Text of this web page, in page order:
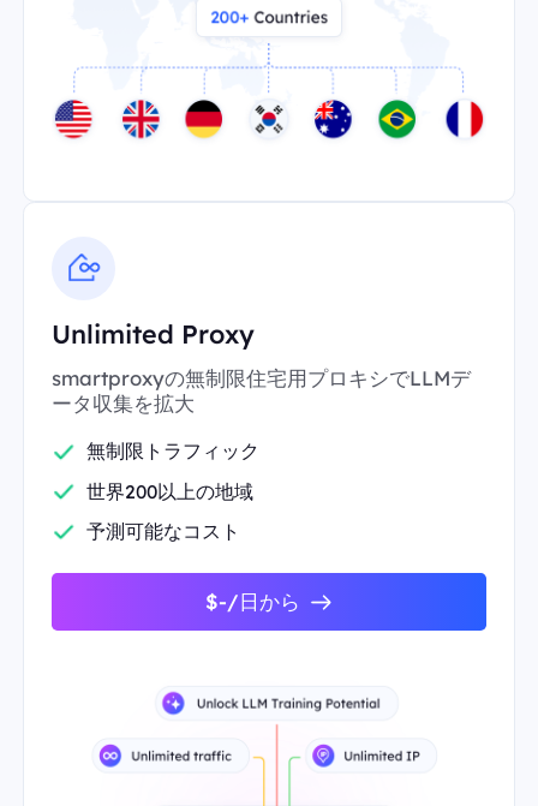
Unlimited Proxy
smartproxyの無制限住宅用プロキシでLLMデ
ータ収集を拡大
無制限トラフィック
世界200以上の地域
予測可能なコスト
$-/日から